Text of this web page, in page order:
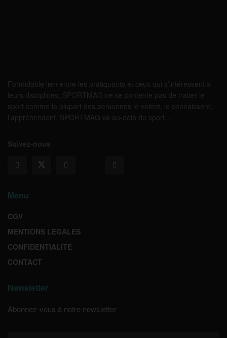
Formidable lien entre les pratiquants et ceux qui s’intéressent à
leurs disciplines, SPORTMAG ne se contente pas de traiter le
sport comme la plupart des personnes le voient, le connaissent,
l’appréhendent. SPORTMAG va au-delà du sport…
Suivez-nous
Menu
CGV
MENTIONS LEGALES
CONFIDENTIALITE
CONTACT
Newsletter
Abonnez-vous à notre newsletter